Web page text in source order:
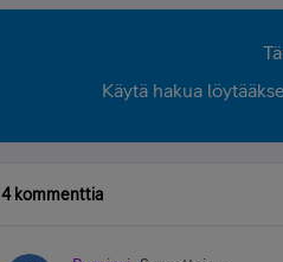
Käytä hakua
4 kommenttia